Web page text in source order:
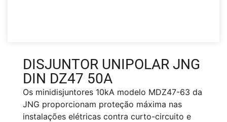
DISJUNTOR UNIPOLAR JNG
DIN DZ47 50A
Os minidisjuntores 10kA modelo MDZ47-63 da
JNG proporcionam proteção máxima nas
instalações elétricas contra curto-circuito e